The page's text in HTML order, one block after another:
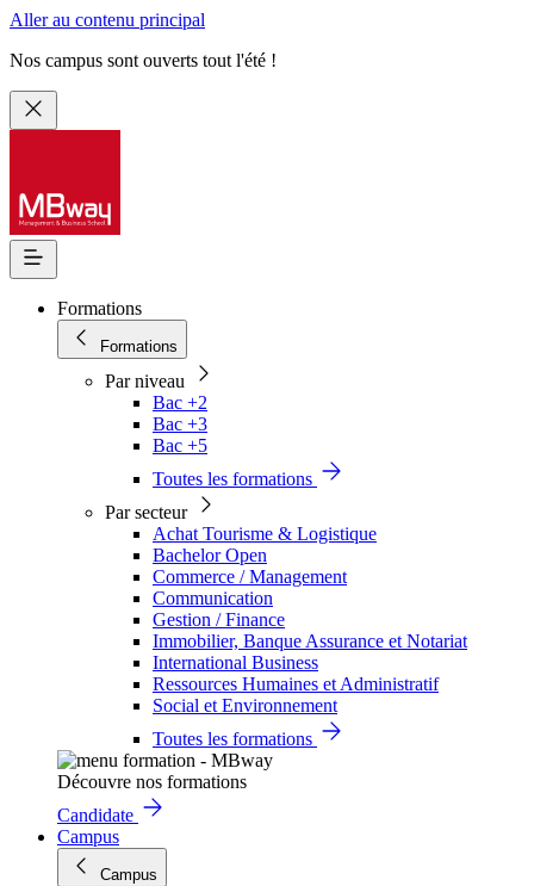
Aller au contenu principal
Nos campus sont ouverts tout l'été !
Formations
Formations
Par niveau
Bac +2
Bac +3
Bac +5
Toutes les formations
Par secteur
Achat Tourisme & Logistique
Bachelor Open
Commerce / Management
Communication
Gestion / Finance
Immobilier, Banque Assurance et Notariat
International Business
Ressources Humaines et Administratif
Social et Environnement
Toutes les formations
Découvre nos formations
Candidate
Campus
Campus